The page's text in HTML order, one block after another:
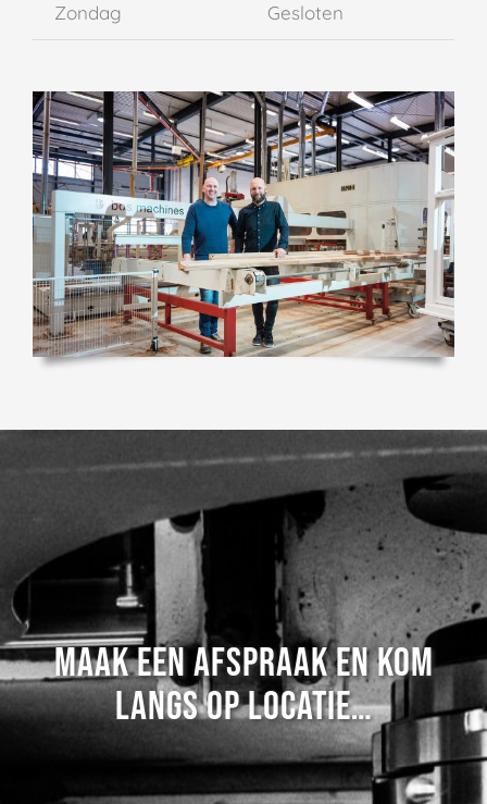
Zondag Gesloten
MAAK EEN AFSPRAAK EN KOM
LANGS OP LOCATIE…